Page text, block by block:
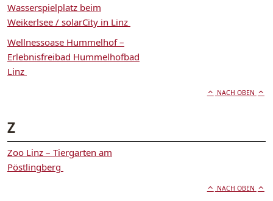
Wasserspielplatz beim
Weikerlsee / solarCity in Linz
Wellnessoase Hummelhof –
Erlebnisfreibad Hummelhofbad
Linz
NACH OBEN
Z
Zoo Linz – Tiergarten am
Pöstlingberg
NACH OBEN